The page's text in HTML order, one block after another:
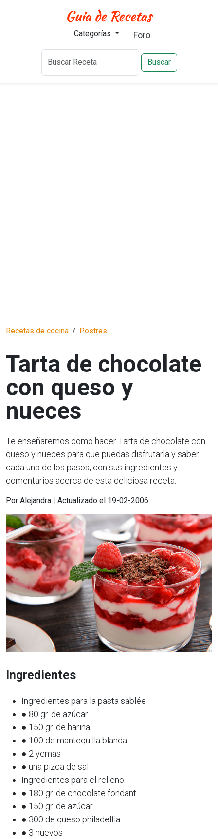
Categorías Foro
Buscar
Recetas de cocina Postres
Tarta de chocolate
con queso y
nueces
Te enseñaremos como hacer Tarta de chocolate con
queso y nueces para que puedas disfrutarla y saber
cada uno de los pasos, con sus ingredientes y
comentarios acerca de esta deliciosa receta.
Por Alejandra | Actualizado el 19-02-2006
Ingredientes
Ingredientes para la pasta sablée
● 80 gr. de azúcar
● 150 gr. de harina
● 100 de mantequilla blanda
● 2 yemas
● una pizca de sal
Ingredientes para el relleno
● 180 gr. de chocolate fondant
● 150 gr. de azúcar
● 300 de queso philadelfia
● 3 huevos